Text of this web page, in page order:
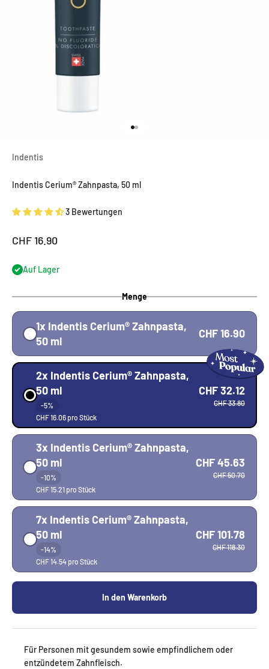
Indentis
Indentis Cerium® Zahnpasta, 50 ml
3 Bewertungen
Angebot
CHF 16.90
Auf Lager
Menge
1x Indentis Cerium® Zahnpasta,
50 ml
CHF 16.90
2x Indentis Cerium® Zahnpasta,
50 ml
-5%
CHF 16.06 pro Stück
CHF 32.12
CHF 33.80
3x Indentis Cerium® Zahnpasta,
50 ml
-10%
CHF 15.21 pro Stück
CHF 45.63
CHF 50.70
7x Indentis Cerium® Zahnpasta,
50 ml
-14%
CHF 14.54 pro Stück
CHF 101.78
CHF 118.30
In den Warenkorb
Für Personen mit gesundem sowie empfindlichem oder
entzündetem Zahnfleisch.